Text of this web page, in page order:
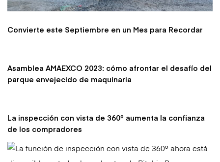
Convierte este Septiembre en un Mes para Recordar
Asamblea AMAEXCO 2023: cómo afrontar el desafío del
parque envejecido de maquinaria
La inspección con vista de 360º aumenta la confianza
de los compradores